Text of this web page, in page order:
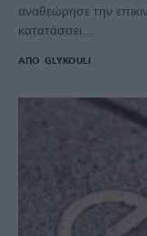
αναθεώρησε την
κατατάσσει…
ΑΠΌ GLYKOULI